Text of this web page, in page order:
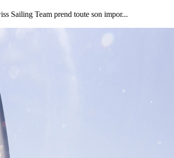
la barre mythique des 50 noeuds
Sailing Team prend toute son impor...